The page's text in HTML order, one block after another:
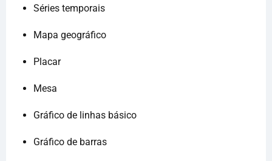
Séries temporais
Mapa geográfico
Placar
Mesa
Gráfico de linhas básico
Gráfico de barras